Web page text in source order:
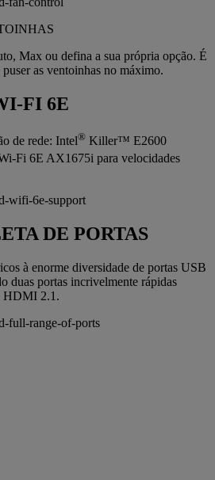
Max ou defina a sua própria opção. É
as ventoinhas no máximo.
FI 6E
de rede: Intel® Killer™ E2600
Fi 6E AX1675i para velocidades
DE PORTAS
à enorme diversidade de portas USB
duas portas incrivelmente rápidas
HDMI 2.1.